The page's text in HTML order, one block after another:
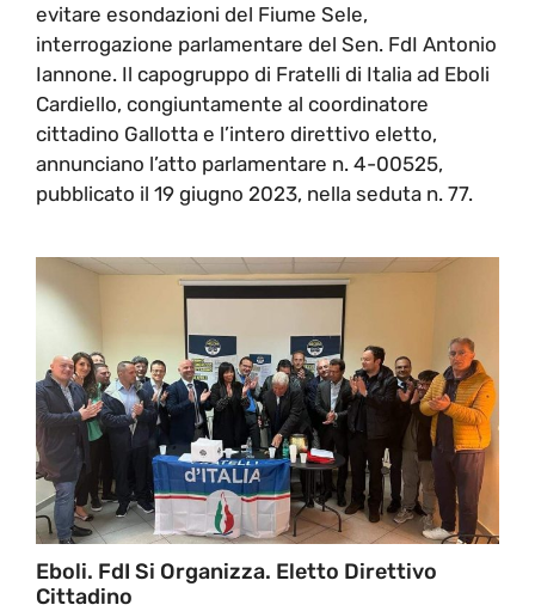
evitare esondazioni del Fiume Sele,
interrogazione parlamentare del Sen. FdI Antonio
Iannone. Il capogruppo di Fratelli di Italia ad Eboli
Cardiello, congiuntamente al coordinatore
cittadino Gallotta e l’intero direttivo eletto,
annunciano l’atto parlamentare n. 4-00525,
pubblicato il 19 giugno 2023, nella seduta n. 77.
Eboli. FdI Si Organizza. Eletto Direttivo
Cittadino